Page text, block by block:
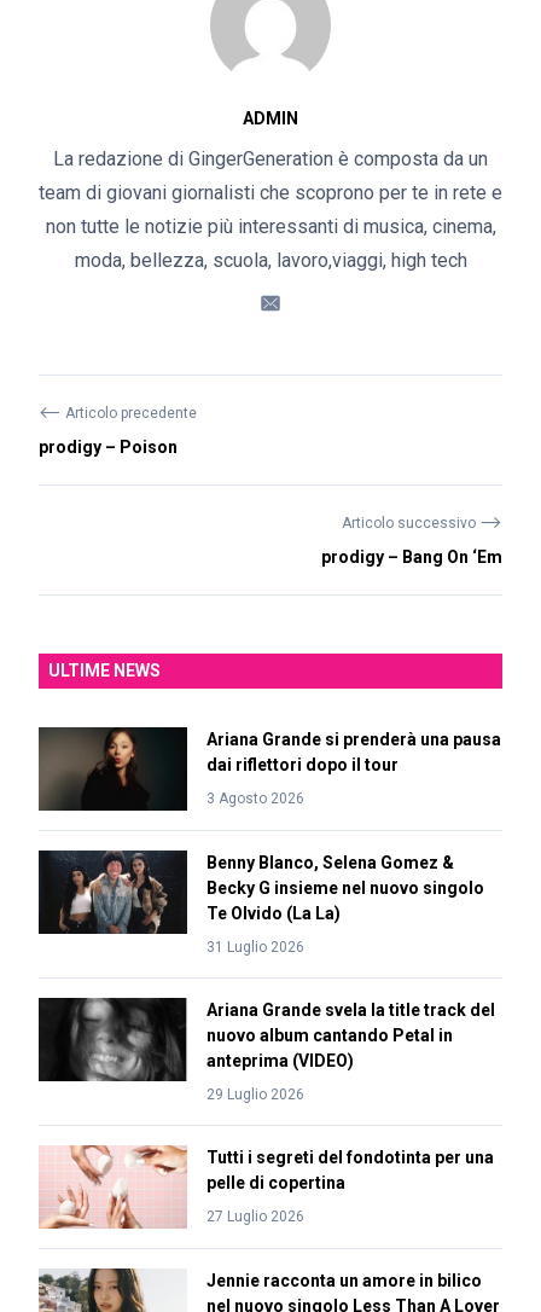
ADMIN
La redazione di GingerGeneration è composta da un
team di giovani giornalisti che scoprono per te in rete e
non tutte le notizie più interessanti di musica, cinema,
moda, bellezza, scuola, lavoro,viaggi, high tech
⟵ Articolo precedente
prodigy – Poison
Articolo successivo ⟶
prodigy – Bang On ‘Em
ULTIME NEWS
Ariana Grande si prenderà una pausa
dai riflettori dopo il tour
3 Agosto 2026
Benny Blanco, Selena Gomez &
Becky G insieme nel nuovo singolo
Te Olvido (La La)
31 Luglio 2026
Ariana Grande svela la title track del
nuovo album cantando Petal in
anteprima (VIDEO)
29 Luglio 2026
Tutti i segreti del fondotinta per una
pelle di copertina
27 Luglio 2026
Jennie racconta un amore in bilico
nel nuovo singolo Less Than A Lover